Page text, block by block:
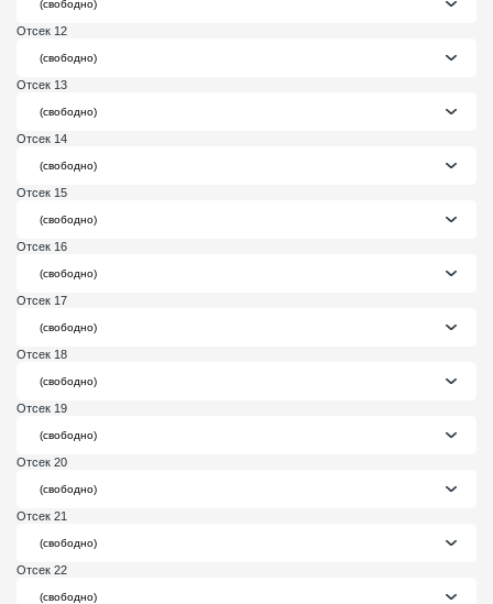
Отсек 12
Отсек 13
Отсек 14
Отсек 15
Отсек 16
Отсек 17
Отсек 18
Отсек 19
Отсек 20
Отсек 21
Отсек 22